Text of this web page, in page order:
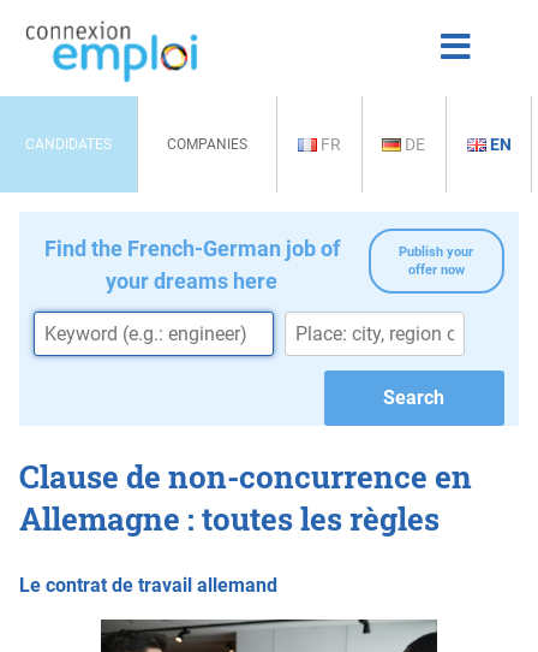
CANDIDATES COMPANIES FR DE EN
Publish your
offer now
Find the French-German job of
your dreams here
Clause de non-concurrence en
Allemagne : toutes les règles
Le contrat de travail allemand